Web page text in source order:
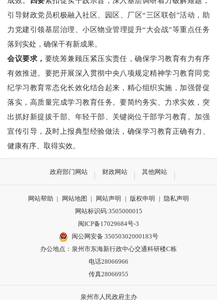
引导财政党员积极融入社区、园区、厂区“三区联创 ”活动，助
力党建引领基层治理、小区物业管理提升“大会战”等重点任务
落到实处，确保干有新成果。
会议要求， 要统筹兼顾压紧压实责任，确保学习教育有力有序
有效推进。 要把开展深入贯彻中央八项规定精神学习教育同党
纪学习教育常态化长效化结合起来，精心组织实施，加强督促
落实，高质量完成学习教育任务。要简约务实、力求实效，突
出抓好新提拔干部、年轻干部、关键岗位干部学习教育。 加强
宣传引导，及时上报典型经验做法， 确保学习教育正确有力、
健康有序、取得实效。
政府部门网站 财政网站 其他网站
网站帮助 | 网站地图 | 网站声明 | 版权申明 | 隐私声明
网站标识码:3505000015
闽ICP备17029684号-3
闽公网安备 35050302000183号
办公地点：泉州市东海新行政中心交通科研楼C栋
电话28066966
传真28066955
泉州市人民政府主办